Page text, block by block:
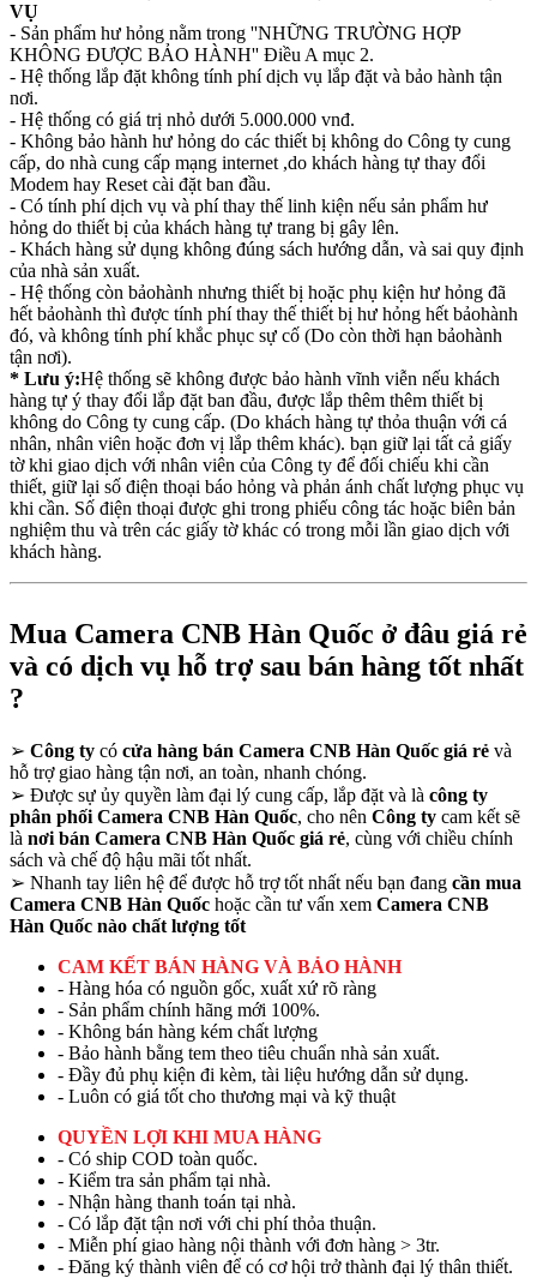
VỤ
- Sản phẩm hư hỏng nằm trong ''NHỮNG TRƯỜNG HỢP
KHÔNG ĐƯỢC BẢO HÀNH'' Điều A mục 2.
- Hệ thống lắp đặt không tính phí dịch vụ lắp đặt và bảo hành tận
nơi.
- Hệ thống có giá trị nhỏ dưới 5.000.000 vnđ.
- Không bảo hành hư hỏng do các thiết bị không do Công ty cung
cấp, do nhà cung cấp mạng internet ,do khách hàng tự thay đổi
Modem hay Reset cài đặt ban đầu.
- Có tính phí dịch vụ và phí thay thế linh kiện nếu sản phẩm hư
hỏng do thiết bị của khách hàng tự trang bị gây lên.
- Khách hàng sử dụng không đúng sách hướng dẫn, và sai quy định
của nhà sản xuất.
- Hệ thống còn bảohành nhưng thiết bị hoặc phụ kiện hư hỏng đã
hết bảohành thì được tính phí thay thế thiết bị hư hỏng hết bảohành
đó, và không tính phí khắc phục sự cố (Do còn thời hạn bảohành
tận nơi).
* Lưu ý:Hệ thống sẽ không được bảo hành vĩnh viễn nếu khách
hàng tự ý thay đổi lắp đặt ban đầu, được lắp thêm thêm thiết bị
không do Công ty cung cấp. (Do khách hàng tự thỏa thuận với cá
nhân, nhân viên hoặc đơn vị lắp thêm khác). bạn giữ lại tất cả giấy
tờ khi giao dịch với nhân viên của Công ty để đối chiếu khi cần
thiết, giữ lại số điện thoại báo hỏng và phản ánh chất lượng phục vụ
khi cần. Số điện thoại được ghi trong phiếu công tác hoặc biên bản
nghiệm thu và trên các giấy tờ khác có trong mỗi lần giao dịch với
khách hàng.
Mua Camera CNB Hàn Quốc ở đâu giá rẻ
và có dịch vụ hỗ trợ sau bán hàng tốt nhất
?
➢ Công ty có cửa hàng bán Camera CNB Hàn Quốc giá rẻ và
hỗ trợ giao hàng tận nơi, an toàn, nhanh chóng.
➢ Được sự ủy quyền làm đại lý cung cấp, lắp đặt và là công ty
phân phối Camera CNB Hàn Quốc, cho nên Công ty cam kết sẽ
là nơi bán Camera CNB Hàn Quốc giá rẻ, cùng với chiều chính
sách và chế độ hậu mãi tốt nhất.
➢ Nhanh tay liên hệ để được hỗ trợ tốt nhất nếu bạn đang cần mua
Camera CNB Hàn Quốc hoặc cần tư vấn xem Camera CNB
Hàn Quốc nào chất lượng tốt
CAM KẾT BÁN HÀNG VÀ BẢO HÀNH
- Hàng hóa có nguồn gốc, xuất xứ rõ ràng
- Sản phẩm chính hãng mới 100%.
- Không bán hàng kém chất lượng
- Bảo hành bằng tem theo tiêu chuẩn nhà sản xuất.
- Đầy đủ phụ kiện đi kèm, tài liệu hướng dẫn sử dụng.
- Luôn có giá tốt cho thương mại và kỹ thuật
QUYỀN LỢI KHI MUA HÀNG
- Có ship COD toàn quốc.
- Kiểm tra sản phẩm tại nhà.
- Nhận hàng thanh toán tại nhà.
- Có lắp đặt tận nơi với chi phí thỏa thuận.
- Miễn phí giao hàng nội thành với đơn hàng > 3tr.
- Đăng ký thành viên để có cơ hội trở thành đại lý thân thiết.